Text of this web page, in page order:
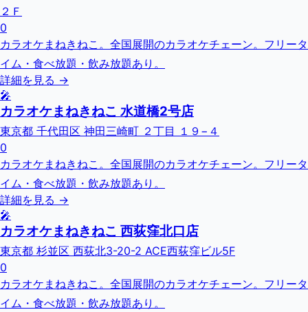
２Ｆ
0
カラオケまねきねこ。全国展開のカラオケチェーン。フリータ
イム・食べ放題・飲み放題あり。
詳細を見る →
🎤
カラオケまねきねこ 水道橋2号店
東京都 千代田区 神田三崎町 ２丁目 １９−４
0
カラオケまねきねこ。全国展開のカラオケチェーン。フリータ
イム・食べ放題・飲み放題あり。
詳細を見る →
🎤
カラオケまねきねこ 西荻窪北口店
東京都 杉並区 西荻北3-20-2 ACE西荻窪ビル5F
0
カラオケまねきねこ。全国展開のカラオケチェーン。フリータ
イム・食べ放題・飲み放題あり。